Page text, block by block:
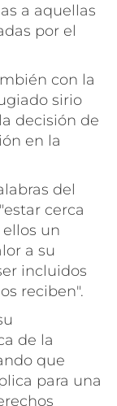
a aquellas
por el
con la
sirio
decisión de
en la
del
cerca
un
a su
incluidos
reciben".
de la
que
para una